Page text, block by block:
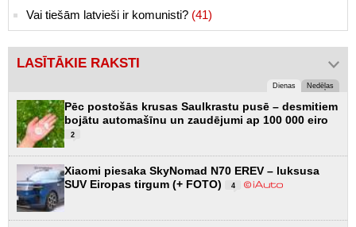
Vai tiešām latvieši ir komunisti? (41)
LASĪTĀKIE RAKSTI
Dienas Nedēļas
Pēc postošās krusas Saulkrastu pusē – desmitiem
bojātu automašīnu un zaudējumi ap 100 000 eiro
2
Xiaomi piesaka SkyNomad N70 EREV – luksusa
SUV Eiropas tirgum (+ FOTO)
4